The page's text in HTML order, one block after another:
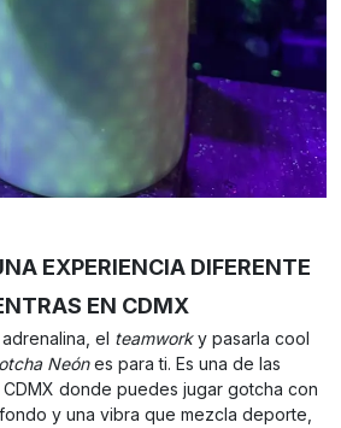
EXPERIENCIA DIFERENTE
EN CDMX
el teamworky pasarla cool
Neónes para ti. Es una de las
donde puedes jugar gotcha con
y una vibra que mezcla deporte,